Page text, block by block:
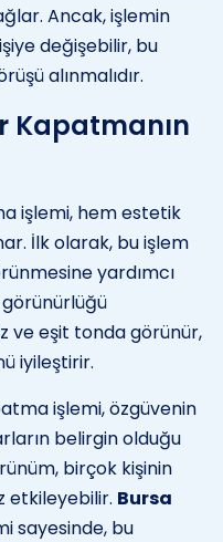
Ancak, işlemin
değişebilir, bu
alınmalıdır.
Kapatmanın
işlemi, hem estetik
İlk olarak, bu işlem
yardımcı
ve eşit tonda görünür,
iyileştirir.
işlemi, özgüvenin
belirgin olduğu
birçok kişinin
etkileyebilir. Bursa
sayesinde, bu